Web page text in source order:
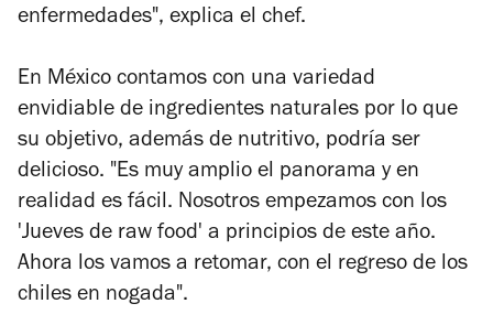
enfermedades", explica el chef.
En México contamos con una variedad
envidiable de ingredientes naturales por lo que
su objetivo, además de nutritivo, podría ser
delicioso. "Es muy amplio el panorama y en
realidad es fácil. Nosotros empezamos con los
'Jueves de raw food' a principios de este año.
Ahora los vamos a retomar, con el regreso de los
chiles en nogada".